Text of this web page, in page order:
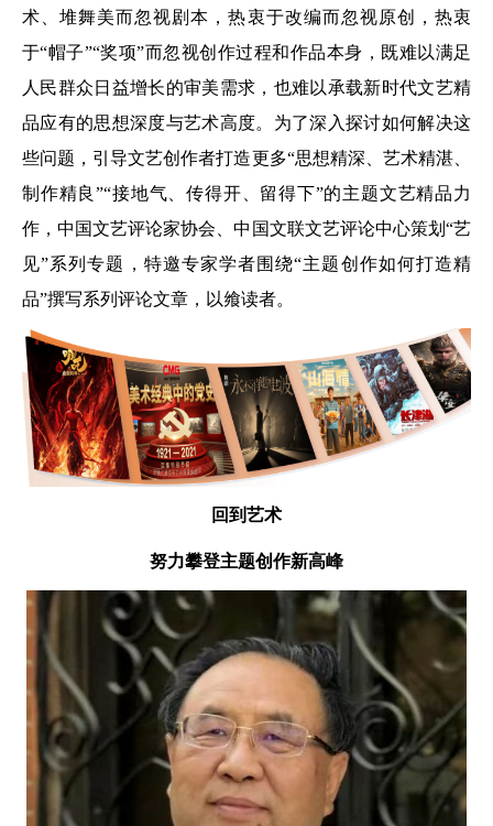
术、堆舞美而忽视剧本，热衷于改编而忽视原创，热衷
于“帽子”“奖项”而忽视创作过程和作品本身，既难以满足
人民群众日益增长的审美需求，也难以承载新时代文艺精
品应有的思想深度与艺术高度。为了深入探讨如何解决这
些问题，引导文艺创作者打造更多“思想精深、艺术精湛、
制作精良”“接地气、传得开、留得下”的主题文艺精品力
作，中国文艺评论家协会、中国文联文艺评论中心策划“艺
见”系列专题，特邀专家学者围绕“主题创作如何打造精
品”撰写系列评论文章，以飨读者。
回到艺术
努力攀登主题创作新高峰